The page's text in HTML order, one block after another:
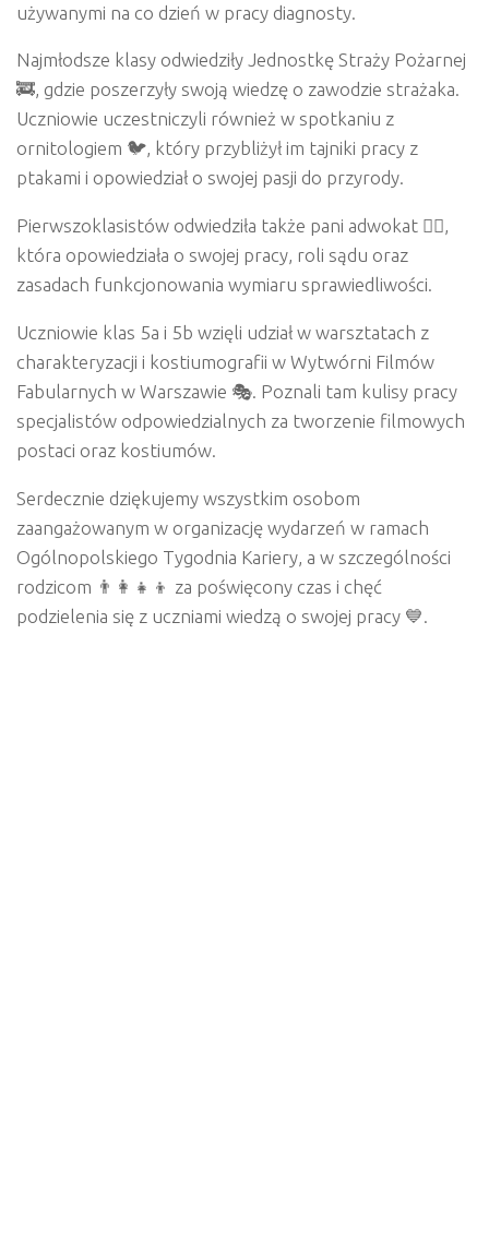
używanymi na co dzień w pracy diagnosty.
Najmłodsze klasy odwiedziły Jednostkę Straży Pożarnej
🚒, gdzie poszerzyły swoją wiedzę o zawodzie strażaka.
Uczniowie uczestniczyli również w spotkaniu z
ornitologiem 🐦, który przybliżył im tajniki pracy z
ptakami i opowiedział o swojej pasji do przyrody.
Pierwszoklasistów odwiedziła także pani adwokat 👩‍⚖️,
która opowiedziała o swojej pracy, roli sądu oraz
zasadach funkcjonowania wymiaru sprawiedliwości.
Uczniowie klas 5a i 5b wzięli udział w warsztatach z
charakteryzacji i kostiumografii w Wytwórni Filmów
Fabularnych w Warszawie 🎭. Poznali tam kulisy pracy
specjalistów odpowiedzialnych za tworzenie filmowych
postaci oraz kostiumów.
Serdecznie dziękujemy wszystkim osobom
zaangażowanym w organizację wydarzeń w ramach
Ogólnopolskiego Tygodnia Kariery, a w szczególności
rodzicom 👨‍👩‍👧‍👦 za poświęcony czas i chęć
podzielenia się z uczniami wiedzą o swojej pracy 💙.